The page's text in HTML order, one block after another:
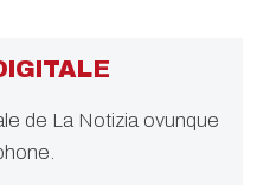
de La Notizia ovunque